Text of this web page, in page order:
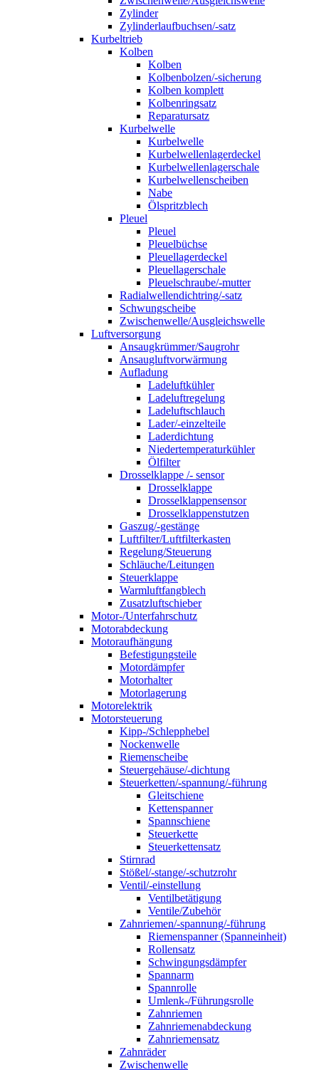
Zylinder
Zylinderlaufbuchsen/-satz
Kurbeltrieb
Kolben
Kolben
Kolbenbolzen/-sicherung
Kolben komplett
Kolbenringsatz
Reparatursatz
Kurbelwelle
Kurbelwelle
Kurbelwellenlagerdeckel
Kurbelwellenlagerschale
Kurbelwellenscheiben
Nabe
Ölspritzblech
Pleuel
Pleuel
Pleuelbüchse
Pleuellagerdeckel
Pleuellagerschale
Pleuelschraube/-mutter
Radialwellendichtring/-satz
Schwungscheibe
Zwischenwelle/Ausgleichswelle
Luftversorgung
Ansaugkrümmer/Saugrohr
Ansaugluftvorwärmung
Aufladung
Ladeluftkühler
Ladeluftregelung
Ladeluftschlauch
Lader/-einzelteile
Laderdichtung
Niedertemperaturkühler
Ölfilter
Drosselklappe /- sensor
Drosselklappe
Drosselklappensensor
Drosselklappenstutzen
Gaszug/-gestänge
Luftfilter/Luftfilterkasten
Regelung/Steuerung
Schläuche/Leitungen
Steuerklappe
Warmluftfangblech
Zusatzluftschieber
Motor-/Unterfahrschutz
Motorabdeckung
Motoraufhängung
Befestigungsteile
Motordämpfer
Motorhalter
Motorlagerung
Motorelektrik
Motorsteuerung
Kipp-/Schlepphebel
Nockenwelle
Riemenscheibe
Steuergehäuse/-dichtung
Steuerketten/-spannung/-führung
Gleitschiene
Kettenspanner
Spannschiene
Steuerkette
Steuerkettensatz
Stirnrad
Stößel/-stange/-schutzrohr
Ventil/-einstellung
Ventilbetätigung
Ventile/Zubehör
Zahnriemen/-spannung/-führung
Riemenspanner (Spanneinheit)
Rollensatz
Schwingungsdämpfer
Spannarm
Spannrolle
Umlenk-/Führungsrolle
Zahnriemen
Zahnriemenabdeckung
Zahnriemensatz
Zahnräder
Zwischenwelle